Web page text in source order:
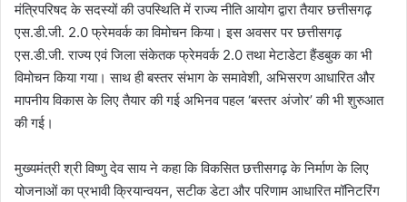
मंत्रिपरिषद के सदस्यों की उपस्थिति में राज्य नीति आयोग द्वारा तैयार छत्तीसगढ़
एस.डी.जी. 2.0 फ्रेमवर्क का विमोचन किया। इस अवसर पर छत्तीसगढ़
एस.डी.जी. राज्य एवं जिला संकेतक फ्रेमवर्क 2.0 तथा मेटाडेटा हैंडबुक का भी
विमोचन किया गया। साथ ही बस्तर संभाग के समावेशी, अभिसरण आधारित और
मापनीय विकास के लिए तैयार की गई अभिनव पहल ‘बस्तर अंजोर’ की भी शुरुआत
की गई।
मुख्यमंत्री श्री विष्णु देव साय ने कहा कि विकसित छत्तीसगढ़ के निर्माण के लिए
योजनाओं का प्रभावी क्रियान्वयन, सटीक डेटा और परिणाम आधारित मॉनिटरिंग